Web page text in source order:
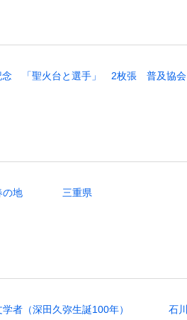
念 「聖火台と選手」 2枚張 普及協会
の地 三重県
（深田久弥生誕100年） 石川